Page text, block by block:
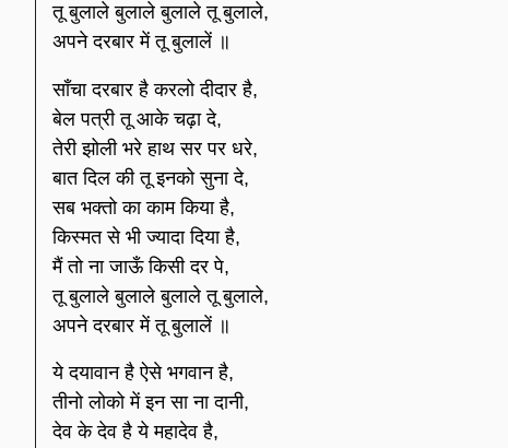
तू बुलाले बुलाले बुलाले तू बुलाले,
अपने दरबार में तू बुलालें ॥
साँचा दरबार है करलो दीदार है,
बेल पत्री तू आके चढ़ा दे,
तेरी झोली भरे हाथ सर पर धरे,
बात दिल की तू इनको सुना दे,
सब भक्तो का काम किया है,
किस्मत से भी ज्यादा दिया है,
मैं तो ना जाऊँ किसी दर पे,
तू बुलाले बुलाले बुलाले तू बुलाले,
अपने दरबार में तू बुलालें ॥
ये दयावान है ऐसे भगवान है,
तीनो लोको में इन सा ना दानी,
देव के देव है ये महादेव है,